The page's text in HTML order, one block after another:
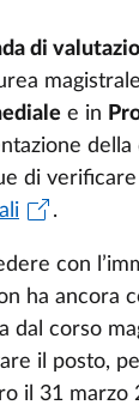
di
e in
della
di
.
con
ha ancora
dal corso
il posto,
il 31 marzo